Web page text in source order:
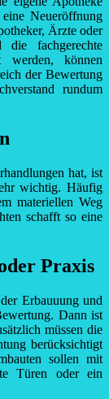
Neueröffnung
Ärzte oder
fachgerechte
können
der Bewertung
rundum
hat, ist
wichtig. Häufig
materiellen Weg
schafft so eine
Praxis
Erbauuung und
Dann ist
müssen die
berücksichtigt
sollen mit
Türen oder ein